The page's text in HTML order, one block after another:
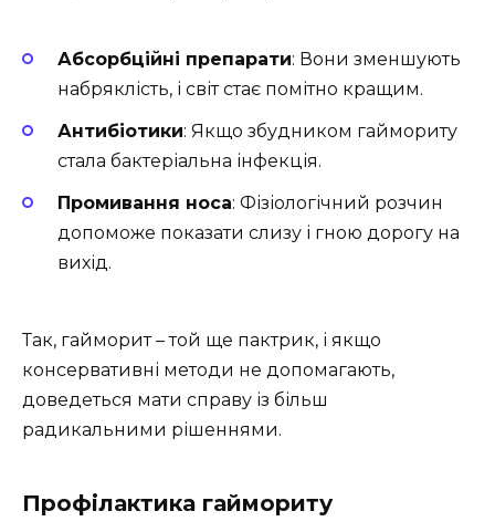
Абсорбційні препарати: Вони зменшують
набряклість, і світ стає помітно кращим.
Антибіотики: Якщо збудником гаймориту
стала бактеріальна інфекція.
Промивання носа: Фізіологічний розчин
допоможе показати слизу і гною дорогу на
вихід.
Так, гайморит – той ще пактрик, і якщо
консервативні методи не допомагають,
доведеться мати справу із більш
радикальними рішеннями.
Профілактика гаймориту